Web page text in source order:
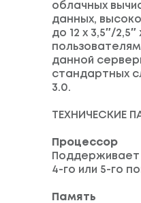
облачных
данных,
до 12 x 3,5″/
данной
стандартных
3.0.
ТЕХНИЧЕСКИЕ
Процессор
Поддерживает
4-го или 5-го
Память